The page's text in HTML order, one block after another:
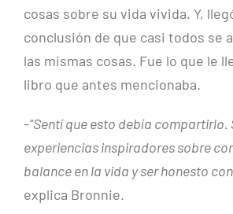
cosas sobre su vida vivida. Y,
conclusión de que casi todos se
las mismas cosas. Fue lo que le
libro que antes mencionaba.
-“Sentí que esto debía compartirlo.
experiencias inspiradores sobre
balance en la vida y ser honesto
explica Bronnie.